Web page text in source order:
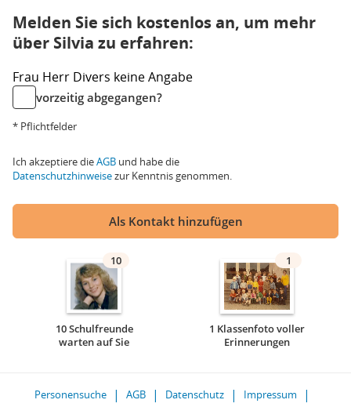
Melden Sie sich kostenlos an, um mehr
über Silvia zu erfahren:
Frau Herr Divers keine Angabe
vorzeitig abgegangen?
* Pflichtfelder
Ich akzeptiere dieAGB und habe die
Datenschutzhinweisezur Kenntnis genommen.
Als Kontakt hinzufügen
10
10 Schulfreunde
warten auf Sie
1
1 Klassenfoto voller
Erinnerungen
Personensuche AGB Datenschutz
Impressum